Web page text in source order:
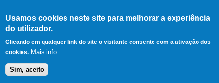
Usamos cookies neste site para melhorar a experiência
do utilizador.
Clicando em qualquer link do site o visitante consente com a ativação dos
cookies. Mais info
Sim, aceito
LERPARAVER , ir para a
página principal
O portal da visão diferente
Menu principal
Notícias